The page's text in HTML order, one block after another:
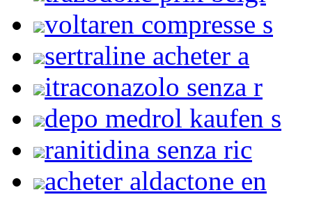
voltaren compresse s
sertraline acheter a
itraconazolo senza r
depo medrol kaufen s
ranitidina senza ric
acheter aldactone en